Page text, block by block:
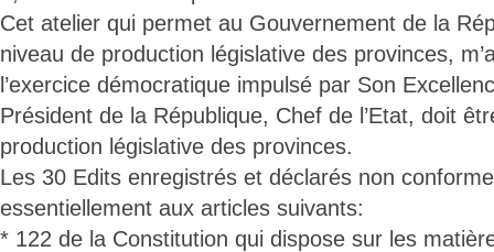
Cet atelier qui permet au Gouvernement de la
niveau de production législative des provinces,
l’exercice démocratique impulsé par Son
Président de la République, Chef de l’Etat, doit
production législative des provinces.
Les 30 Edits enregistrés et déclarés non
essentiellement aux articles suivants:
* 122 de la Constitution qui dispose sur les